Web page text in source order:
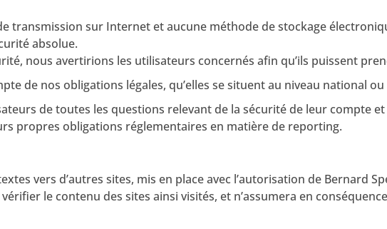
transmission sur Internet et aucune méthode de stockage
absolue.
nous avertirions les utilisateurs concernés afin qu’ils puissent
de nos obligations légales, qu’elles se situent au niveau national
de toutes les questions relevant de la sécurité de leur compte
propres obligations réglementaires en matière de reporting.
vers d’autres sites, mis en place avec l’autorisation de Bernard
le contenu des sites ainsi visités, et n’assumera en